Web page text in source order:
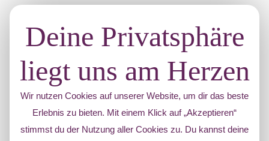
Deine Privatsphäre
liegt uns am Herzen
Wir nutzen Cookies auf unserer Website, um dir das beste
Erlebnis zu bieten. Mit einem Klick auf „Akzeptieren“
stimmst du der Nutzung aller Cookies zu. Du kannst deine